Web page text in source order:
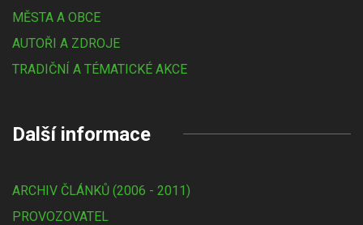
MĚSTA A OBCE
AUTOŘI A ZDROJE
TRADIČNÍ A TÉMATICKÉ AKCE
Další informace
ARCHIV ČLÁNKŮ (2006 - 2011)
PROVOZOVATEL